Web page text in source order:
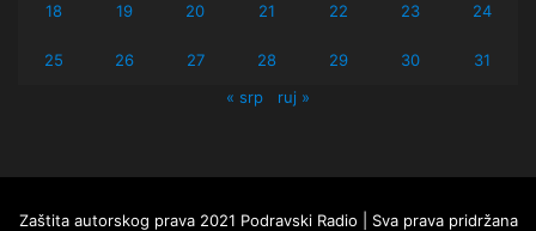
18 19 20 21 22 23 24
25 26 27 28 29 30
31
« srp
ruj »
Zaštita autorskog prava 2021 Podravski Radio | Sva prava pridržana